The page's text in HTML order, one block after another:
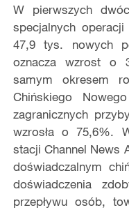
W pierwszych
specjalnych
47,9 tys. nowych
oznacza wzrost o
samym okresem
Chińskiego
zagranicznych
wzrosła o 75,6%.
stacji Channel News
doświadczalnym
doświadczenia
przepływu osób,